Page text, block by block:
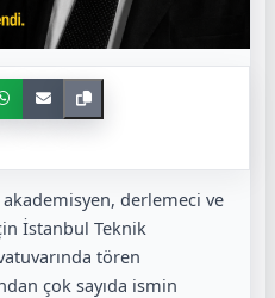
derlemeci ve
İstanbul Teknik
tören
çok sayıda ismin